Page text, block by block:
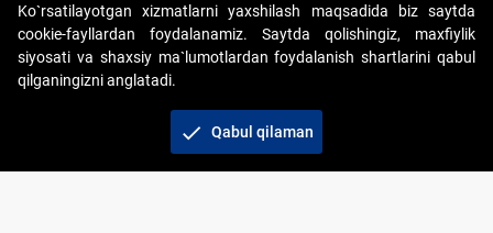
Copyright © 2017-2026. "Elektron onlayn-auksionlarni
tashkil etish" AJ. Barcha huquqlar himoyalangan
Ko`rsatilayotgan xizmatlarni yaxshilash maqsadida biz saytda
cookie-fayllardan foydalanamiz. Saytda qolishingiz, maxfiylik
siyosati va shaxsiy ma`lumotlardan foydalanish shartlarini qabul
qilganingizni anglatadi.
check Qabul qilaman